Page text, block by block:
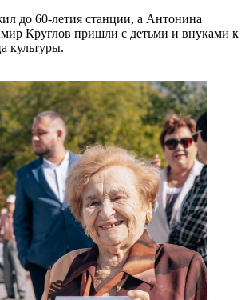
до 60­-летия станции, а Антонина
Круглов пришли с детьми и внуками к
культуры.